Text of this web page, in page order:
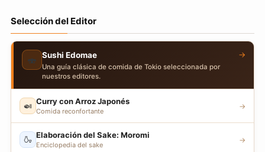
Selección del Editor
🍣 Sushi Edomae
Una guía clásica de comida de Tokio seleccionada por
nuestros editores.
→
🍛 Curry con Arroz Japonés
Comida reconfortante
→
🍶 Elaboración del Sake: Moromi
Enciclopedia del sake
→